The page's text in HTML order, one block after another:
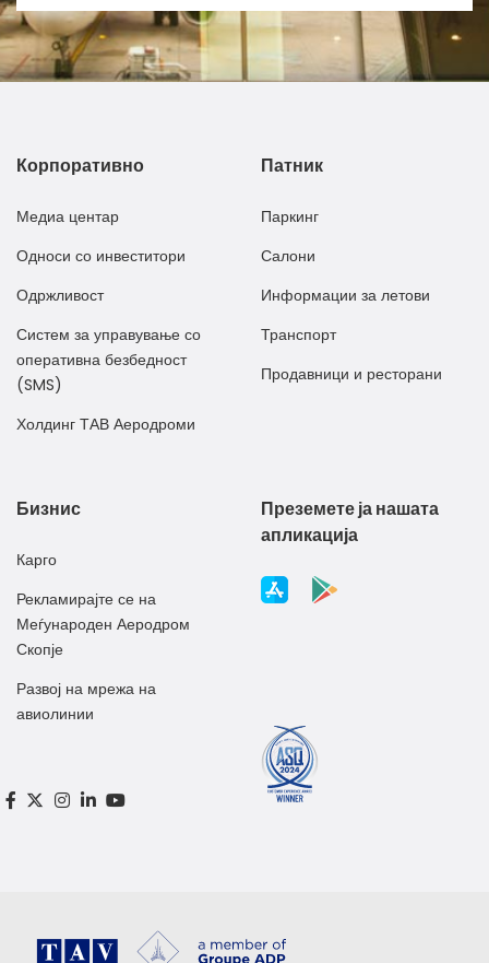
Корпоративно
Медиа центар
Односи со инвеститори
Одржливост
Систем за управување со
оперативна безбедност
(SMS)
Холдинг ТАВ Аеродроми
Патник
Паркинг
Салони
Информации за летови
Транспорт
Продавници и ресторани
Бизнис
Карго
Рекламирајте се на
Меѓународен Аеродром
Скопје
Развој на мрежа на
авиолинии
Преземете ја нашата
апликација